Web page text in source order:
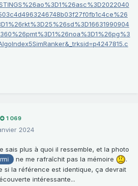
1 069
2024
sais plus à quoi il ressemble, et la photo
ne me rafraîchit pas la mémoire
.
si la référence est identique, ça devrait
intéressante...